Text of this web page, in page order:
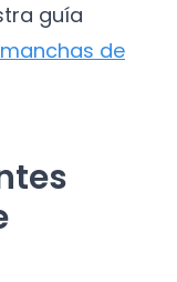
guía
de